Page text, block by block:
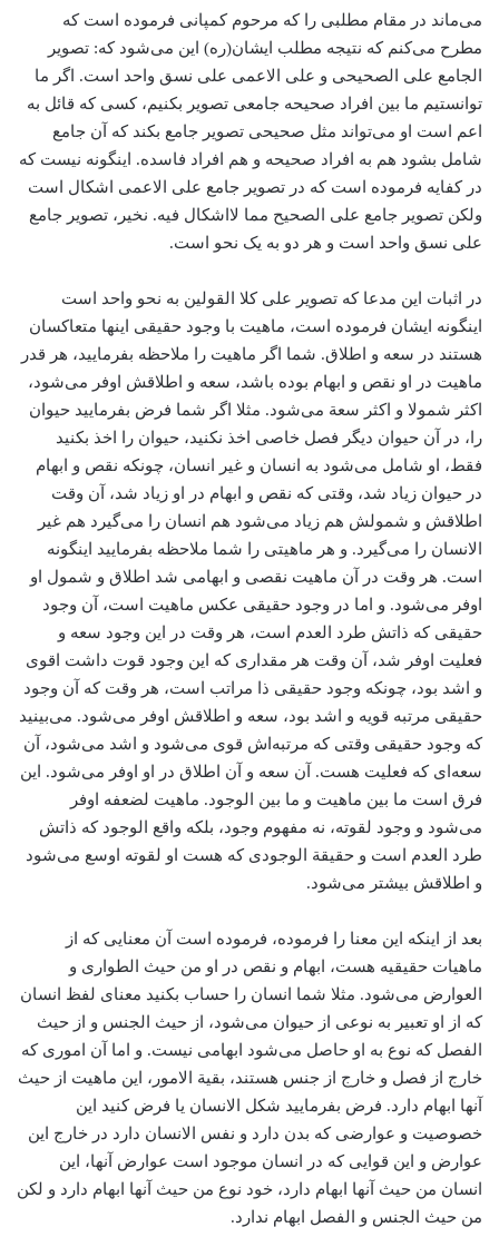
می‌ماند در مقام مطلبی را که مرحوم کمپانی فرموده است که
مطرح می‌کنم که نتیجه مطلب ایشان(ره) این می‌شود که: تصویر
الجامع علی الصحیحی و علی الاعمی علی نسق واحد است. اگر ما
توانستیم ما بین افراد صحیحه جامعی تصویر بکنیم، کسی که قائل به
اعم است او می‌تواند مثل صحیحی تصویر جامع بکند که آن جامع
شامل بشود هم به افراد صحیحه و هم افراد فاسده. اینگونه نیست که
در کفایه فرموده است که در تصویر جامع علی الاعمی اشکال است
ولکن تصویر جامع علی الصحیح مما لااشکال فیه. نخیر، تصویر جامع
علی نسق واحد است و هر دو به یک نحو است.
در اثبات این مدعا که تصویر علی کلا القولین به نحو واحد است
اینگونه ایشان فرموده است، ماهیت با وجود حقیقی اینها متعاکسان
هستند در سعه و اطلاق. شما اگر ماهیت را ملاحظه بفرمایید، هر قدر
ماهیت در او نقص و ابهام بوده باشد، سعه و اطلاقش اوفر می‌شود،
اکثر شمولا و اکثر سعة می‌شود. مثلا اگر شما فرض بفرمایید حیوان
را، در آن حیوان دیگر فصل خاصی اخذ نکنید، حیوان را اخذ بکنید
فقط، او شامل می‌شود به انسان و غیر انسان، چونکه نقص و ابهام
در حیوان زیاد شد، وقتی که نقص و ابهام در او زیاد شد، آن وقت
اطلاقش و شمولش هم زیاد می‌شود هم انسان را می‌گیرد هم غیر
الانسان را می‌گیرد. و هر ماهیتی را شما ملاحظه بفرمایید اینگونه
است. هر وقت در آن ماهیت نقصی و ابهامی شد اطلاق و شمول او
اوفر می‌شود. و اما در وجود حقیقی عکس ماهیت است، آن وجود
حقیقی که ذاتش طرد العدم است، هر وقت در این وجود سعه و
فعلیت اوفر شد، آن وقت هر مقداری که این وجود قوت داشت اقوی
و اشد بود، چونکه وجود حقیقی ذا مراتب است، هر وقت که آن وجود
حقیقی مرتبه قویه و اشد بود، سعه و اطلاقش اوفر می‌شود. می‌بینید
که وجود حقیقی وقتی که مرتبه‌اش قوی می‌شود و اشد می‌شود، آن
سعه‌ای که فعلیت هست. آن سعه و آن اطلاق در او اوفر می‌شود. این
فرق است ما بین ماهیت و ما بین الوجود. ماهیت لضعفه اوفر
می‌شود و وجود لقوته، نه مفهوم وجود، بلکه واقع الوجود که ذاتش
طرد العدم است و حقیقة الوجودی که هست او لقوته اوسع می‌شود
و اطلاقش بیشتر می‌شود.
بعد از اینکه این معنا را فرموده، فرموده است آن معنایی که از
ماهیات حقیقیه هست، ابهام و نقص در او من حیث الطواری و
العوارض می‌شود. مثلا شما انسان را حساب بکنید معنای لفظ انسان
‌که از او تعبیر به نوعی از حیوان می‌شود، از حیث الجنس و از حیث
الفصل که نوع به او حاصل می‌شود ابهامی نیست. و اما آن اموری که
خارج از فصل و خارج از جنس هستند، بقیة‌ الامور، این ماهیت از حیث
آنها ابهام دارد. فرض بفرمایید شکل الانسان یا فرض کنید این
خصوصیت و عوارضی که بدن دارد و نفس الانسان دارد در خارج این
عوارض و این قوایی که در انسان موجود است عوارض آنها، این
انسان من حیث آنها ابهام دارد، خود نوع من حیث آنها ابهام دارد و لکن
من حیث الجنس و الفصل ابهام ندارد.